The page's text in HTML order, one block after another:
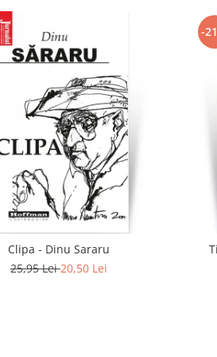
Clipa - Dinu Sararu
25,95 Lei20,50 Lei
-